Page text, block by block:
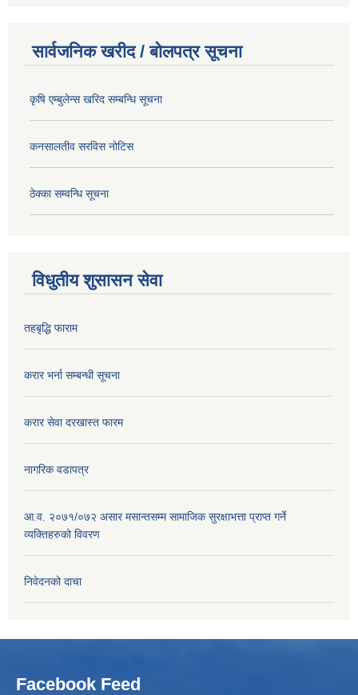
सार्वजनिक खरीद / बोलपत्र सूचना
कृषि एम्बुलेन्स खरिद सम्बन्धि सूचना
कनसालतीव सरविस नोटिस
ठेक्का सम्वन्धि सूचना
विधुतीय शुसासन सेवा
तहबृद्धि फाराम
करार भर्ना सम्बन्धी सूचना
करार सेवा दरखास्त फारम
नागरिक वडापत्र
आ.व. २०७१/०७२ असार मसान्तसम्म सामाजिक सुरक्षाभत्ता प्राप्त गर्ने
व्यक्तिहरुको विवरण
निवेदनको दाचा
Facebook Feed